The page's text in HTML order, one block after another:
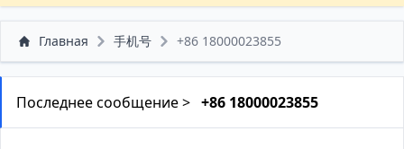
Главная 手机号 +86 18000023855
Последнее сообщение > +86 18000023855